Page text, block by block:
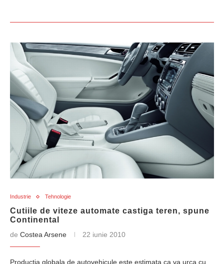
Industrie Tehnologie
Cutiile de viteze automate castiga teren, spune
Continental
de Costea Arsene 22 iunie 2010
Productia globala de autovehicule este estimata ca va urca cu